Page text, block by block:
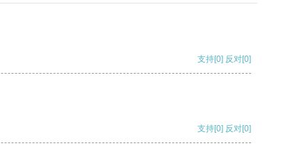
支持[0] 反对[0]
支持[0] 反对[0]